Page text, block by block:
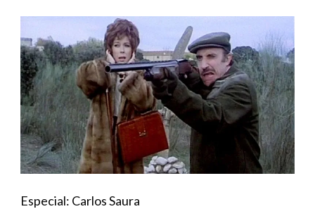
Especial: Carlos Saura